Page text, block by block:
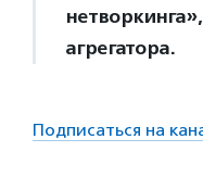
агрегатора.
Подписаться на